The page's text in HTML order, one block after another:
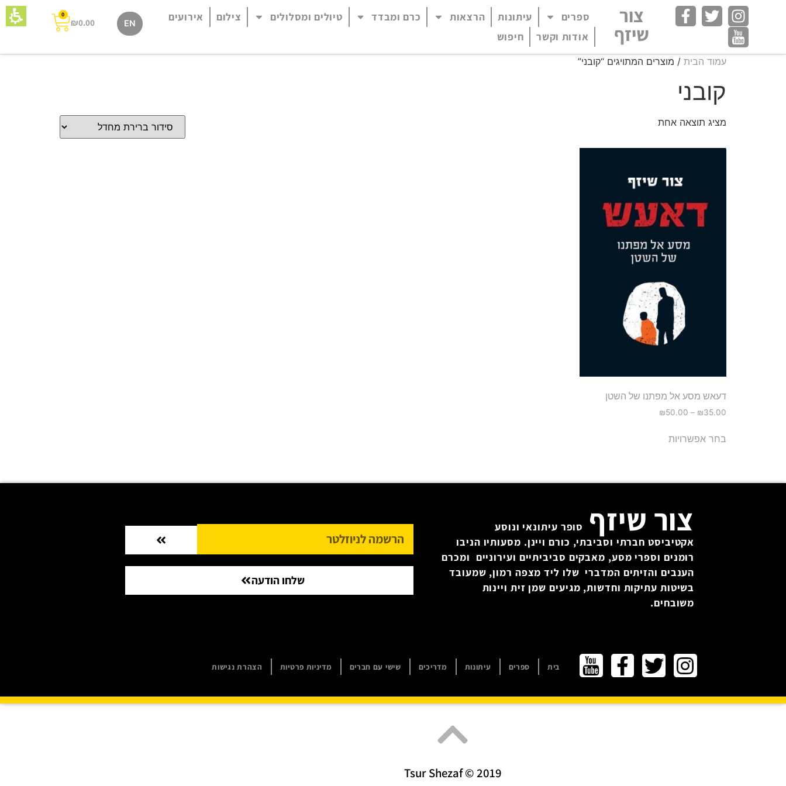
צור
שיזף
פתח תפריט במצב נגיש (התפריט יפתח בחלונית פופ-אפ)
ספרים עיתונות הרצאות כרם ומבדד טיולים ומסלולים צילום
אירועים
אודות וקשר
חיפוש
EN
₪0.00
0
עמוד הבית / מוצרים המתויגים “קובני”
קובני
מציג תוצאה אחת
דעאש מסע אל מפתנו של השטן
₪35.00
–
₪50.00
בחר אפשרויות
צור שיזף סופר עיתונאי ונוסע
אקטיביסט חברתי וסביבתי, כורם ויינן. מסעותיו הניבו
רומנים וספרי מסע, מאבקים סביביתיים ועירוניים ומכרם
הענבים והזיתים המדברי שלו ליד מצפה רמון, שמעובד
בשיטות עתיקות וחדשות, מגיעים שמן זית ויינות
משובחים.
שלחו הודעה
בית ספרים עיתונות מדריכים שישי עם חברים מדיניות פרטיות הצהרת נגישות
Tsur Shezaf © 2019